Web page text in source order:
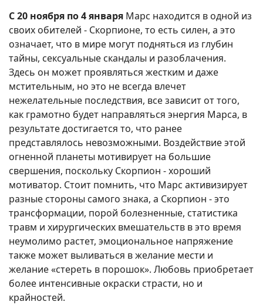
С 20 ноября по 4 января Марс находится в одной из
своих обителей - Скорпионе, то есть силен, а это
означает, что в мире могут подняться из глубин
тайны, сексуальные скандалы и разоблачения.
Здесь он может проявляться жестким и даже
мстительным, но это не всегда влечет
нежелательные последствия, все зависит от того,
как грамотно будет направляться энергия Марса, в
результате достигается то, что ранее
представлялось невозможными. Воздействие этой
огненной планеты мотивирует на большие
свершения, поскольку Скорпион - хороший
мотиватор. Стоит помнить, что Марс активизирует
разные стороны самого знака, а Скорпион - это
трансформации, порой болезненные, статистика
травм и хирургических вмешательств в это время
неумолимо растет, эмоциональное напряжение
также может выливаться в желание мести и
желание «стереть в порошок». Любовь приобретает
более интенсивные окраски страсти, но и
крайностей.